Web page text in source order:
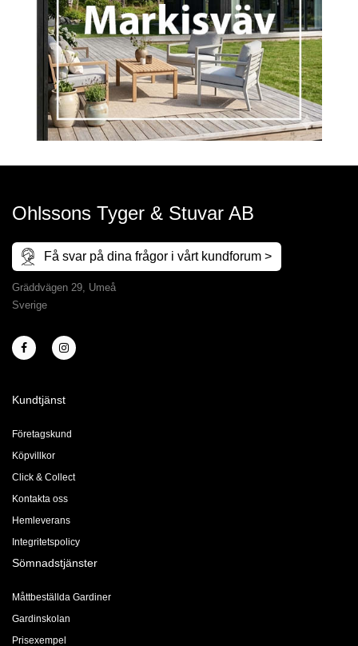
Ohlssons Tyger & Stuvar AB
Få svar på dina frågor i vårt kundforum >
Gräddvägen 29, Umeå
Sverige
Kundtjänst
Företagskund
Köpvillkor
Click & Collect
Kontakta oss
Hemleverans
Integritetspolicy
Sömnadstjänster
Måttbeställda Gardiner
Gardinskolan
Prisexempel